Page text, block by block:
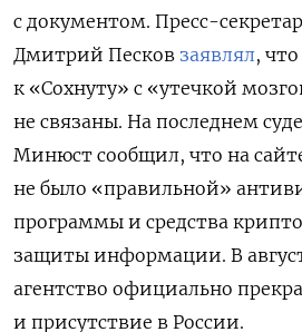
с документом. Пресс-
Дмитрий Песков заявлял,
к «Сохнуту» с «утечкой
не связаны. На последнем
Минюст сообщил, что на
не было «правильной»
программы и средства
защиты информации. В
агентство официально
и присутствие в России.